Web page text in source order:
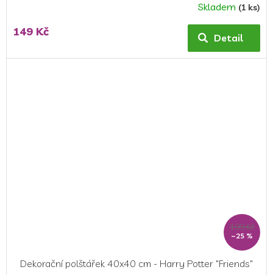
Skladem (1 ks)
149 Kč Detail
199 Kč
–25 %
Dekorační polštářek 40x40 cm - Harry Potter "Friends"